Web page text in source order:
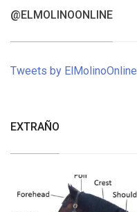
@ELMOLINOONLINE
Tweets by ElMolinoOnline
EXTRAÑO